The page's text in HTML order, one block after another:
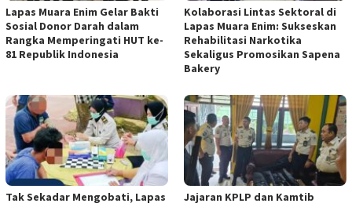
Lapas Muara Enim Gelar Bakti
Sosial Donor Darah dalam
Rangka Memperingati HUT ke-
81 Republik Indonesia
Kolaborasi Lintas Sektoral di
Lapas Muara Enim: Sukseskan
Rehabilitasi Narkotika
Sekaligus Promosikan Sapena
Bakery
Tak Sekadar Mengobati, Lapas
Jajaran KPLP dan Kamtib